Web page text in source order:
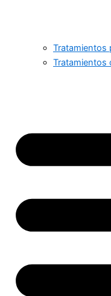
Tratamientos
Tratamientos